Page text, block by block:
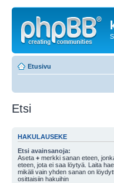
Etusivu
Etsi
HAKULAUSEKE
Etsi avainsanoja:
Aseta + merkki sanan eteen,
eteen, jota ei saa löytyä. Laita
mikäli vain yhden sanan on
osittaisiin hakuihin